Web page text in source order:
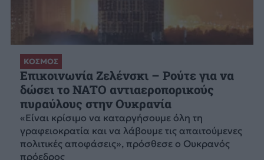
ΚΟΣΜΟΣ
Επικοινωνία Ζελένσκι – Ρούτε για να
δώσει το NATO αντιαεροπορικούς
πυραύλους στην Ουκρανία
«Είναι κρίσιμο να καταργήσουμε όλη τη
γραφειοκρατία και να λάβουμε τις απαιτούμενες
πολιτικές αποφάσεις», πρόσθεσε ο Ουκρανός
πρόεδρος